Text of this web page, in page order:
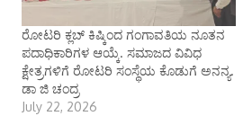
ರೋಟರಿ ಕ್ಲಬ್ ಕಿಷ್ಕಿಂದ ಗಂಗಾವತಿಯ ನೂತನ
ಪದಾಧಿಕಾರಿಗಳ ಆಯ್ಕೆ. ಸಮಾಜದ ವಿವಿಧ
ಕ್ಷೇತ್ರಗಳಿಗೆ ರೋಟರಿ ಸಂಸ್ಥೆಯ ಕೊಡುಗೆ ಅನನ್ಯ.
ಡಾ ಜಿ ಚಂದ್ರ
July 22, 2026